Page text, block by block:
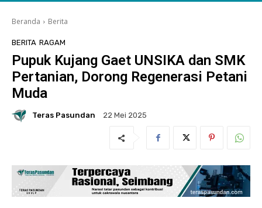
Beranda Berita
BERITA RAGAM
Pupuk Kujang Gaet UNSIKA dan SMK
Pertanian, Dorong Regenerasi Petani
Muda
Teras Pasundan 22 Mei 2025